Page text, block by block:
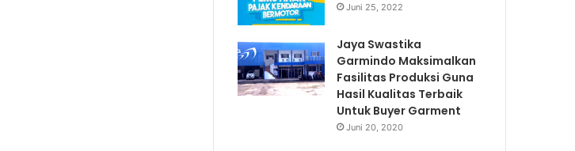
Juni 25, 2022
Jaya Swastika
Garmindo Maksimalkan
Fasilitas Produksi Guna
Hasil Kualitas Terbaik
Untuk Buyer Garment
Juni 20, 2020